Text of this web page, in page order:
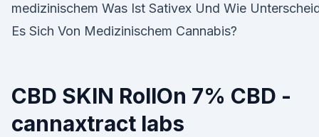
medizinischem Was Ist Sativex Und Wie
Es Sich Von Medizinischem Cannabis?
CBD SKIN RollOn 7% CBD -
cannaxtract labs